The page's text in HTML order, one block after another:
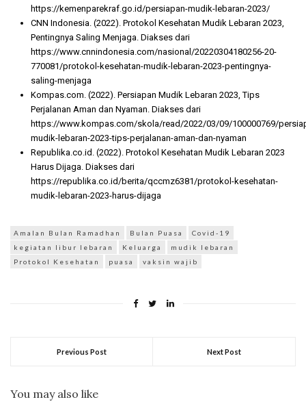
https://kemenparekraf.go.id/persiapan-mudik-lebaran-2023/
CNN Indonesia. (2022). Protokol Kesehatan Mudik Lebaran 2023,
Pentingnya Saling Menjaga. Diakses dari
https://www.cnnindonesia.com/nasional/20220304180256-20-
770081/protokol-kesehatan-mudik-lebaran-2023-pentingnya-
saling-menjaga
Kompas.com. (2022). Persiapan Mudik Lebaran 2023, Tips
Perjalanan Aman dan Nyaman. Diakses dari
https://www.kompas.com/skola/read/2022/03/09/100000769/
mudik-lebaran-2023-tips-perjalanan-aman-dan-nyaman
Republika.co.id. (2022). Protokol Kesehatan Mudik Lebaran 2023
Harus Dijaga. Diakses dari
https://republika.co.id/berita/qccmz6381/protokol-kesehatan-
mudik-lebaran-2023-harus-dijaga
Amalan Bulan Ramadhan Bulan Puasa
Covid-19
kegiatan libur lebaran
Keluarga
mudik lebaran
Protokol Kesehatan
puasa vaksin wajib
Previous Post Next Post
You may also like